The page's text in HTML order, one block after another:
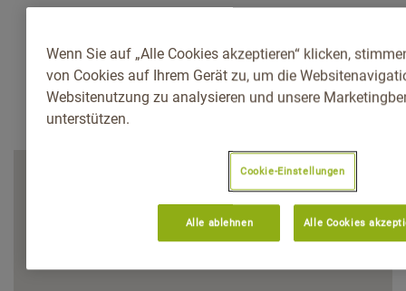
Wenn Sie auf „Alle Cookies akzeptieren“ klicken,
von Cookies auf Ihrem Gerät zu, um die
Websitenutzung zu analysieren und unsere
unterstützen.
Cookie-Einstellungen
Alle ablehnen Alle Cookies